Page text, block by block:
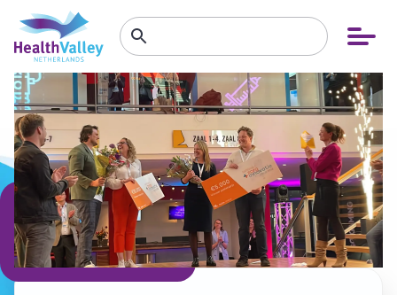
Open
menu
Zoeken
binnen
website
Zoeken